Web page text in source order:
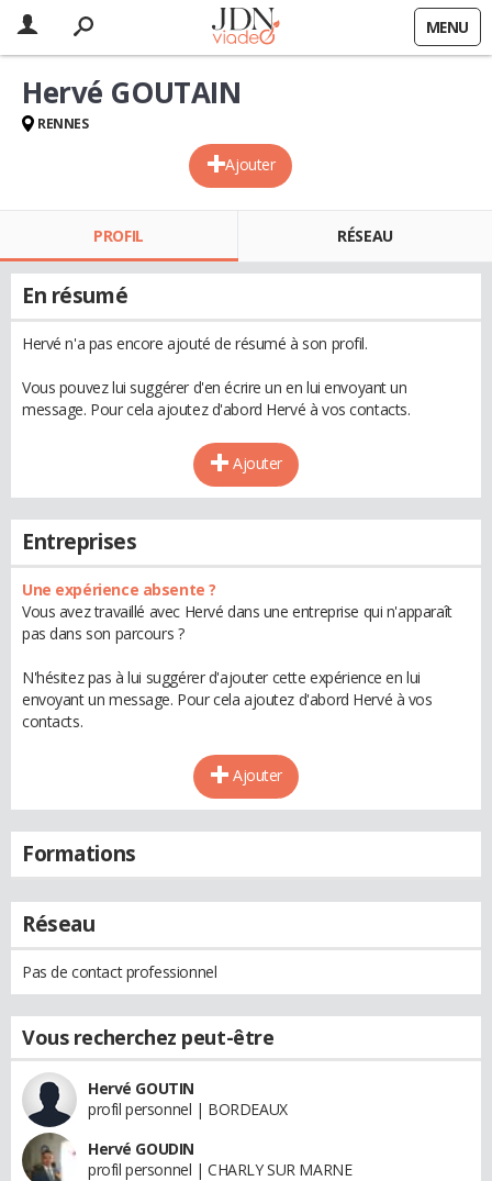
MENU
Ajouter
Hervé GOUTAIN
RENNES
PROFIL RÉSEAU
En résumé
Hervé n'a pas encore ajouté de résumé à son profil.
Vous pouvez lui suggérer d'en écrire un en lui envoyant un
message. Pour cela ajoutez d'abord Hervé à vos contacts.
Ajouter
Entreprises
Une expérience absente ?
Vous avez travaillé avec Hervé dans une entreprise qui n'apparaît
pas dans son parcours ?
N'hésitez pas à lui suggérer d'ajouter cette expérience en lui
envoyant un message. Pour cela ajoutez d'abord Hervé à vos
contacts.
Ajouter
Formations
Réseau
Pas de contact professionnel
Vous recherchez peut-être
Hervé GOUTIN
profil personnel | BORDEAUX
Hervé GOUDIN
profil personnel | CHARLY SUR MARNE